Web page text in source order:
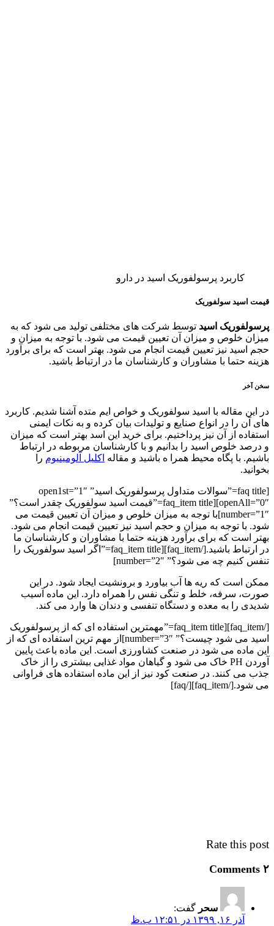
کاربرد پرسولفوریک اسید در دارو
قیمت اسید سولفوریک
پرسولفوریک اسید توسط شرکت های مختلفی تولید می شود که به
میزان خلوص و میزان آن تعیین قیمت می شود. با توجه به میزان و
حجم اسید نیز تعیین قیمت انجام می شود. بهتر است که برای برآورد
هزینه حتما با مشاوران و کارشناسان ما در ارتباط باشید.
سخن آخر
در این مقاله با اسید سولفوریک و خواص ایم متده آشنا شدیم. کاربرد
های آن را در انواع صنایع و تولیدات بیان کرده و به نکات ایمنی
استفاده از آن نیز پرداختیم. برای خرید این اسد بهتر است که میزان
و درصد خلوص اسید را بدانیم و با کارشناسان مربوطه در ارتباط
باشیم. با پگاه محیط همرا ه باشید و مقاله اکلیل آلومینیوم را
بخوانید.
[faq title=”سوالات متداول پرسولفوریک اسید” open1st=”1″
openAll=”0″][faq_item title=”قیمت اسید سولفوریک چقدر است؟”
number=”1″]با توجه به میزان خلوص و میزان آن تعیین قیمت می
شود. با توجه به میزان و حجم اسید نیز تعیین قیمت انجام می شود.
بهتر است که برای برآورد هزینه حتما با مشاوران و کارشناسان ما
در ارتباط باشید.[/faq_item][faq_item title=”اگر اسید سولفوریک را
تنفس کنیم چه می شود؟” number=”2″]
ممکن است که ریه ها آب بیاورد و برونشیت ایجاد شود. در این
صورت، سرفه، خلط و تنگی نفس را همراه دارد. این ماده آسیب
شدیدی را به معده و دستگاه تنفسی و دندان ها وارد می کند.
[/faq_item][faq_item title=”مهمترین استفاده ای که از پرسولفوریک
اسید می شود چیست؟” number=”3″]از مهم ترین استفاده ای که از
این ماده می شود در صنعت کشاورزی است. این ماده باعث پایین
آوردن PH خاک می شود و گیاهان مواد غذایی بیشتری را از خاک
جذب می کنند. در صنعت کود نیز از این ماده استفاده های فراوانی
می شود.[/faq_item][/faq]
Rate this post
۲ Comments
سحر گفت:
آذر ۱۶, ۱۳۹۹ در ۱۲:۵۱ ب.ظ